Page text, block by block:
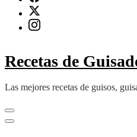
Recetas de
Las mejores recetas de guisos,